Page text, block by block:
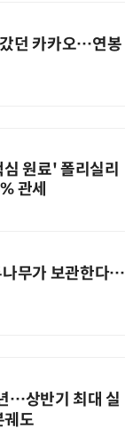
던 카카오…연봉
원료' 폴리실리
관세
나무가 보관한다…
…상반기 최대 실
궤도